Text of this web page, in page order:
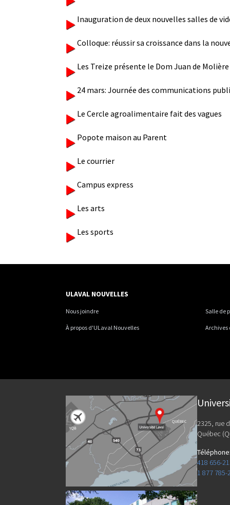
Inauguration de deux nouvelles salles de
Colloque: réussir sa croissance dans la
Les Treize présente le Dom Juan de Molière
24 mars: Journée des communications
Le Cercle agroalimentaire fait des vagues
Popote maison au Parent
Le courrier
Campus express
Les arts
Les sports
ULAVAL NOUVELLES
Nous joindre Salle de
À propos d'ULaval Nouvelles Archives
2325, rue
Québec
Téléphone
418 656-
1 877 785-